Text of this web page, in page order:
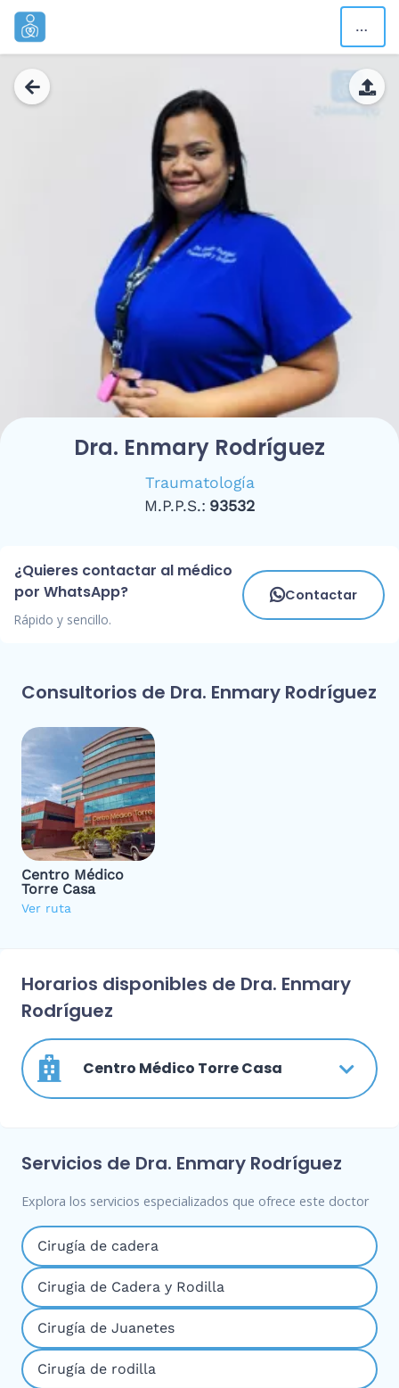
Dra. Enmary Rodríguez
Traumatología
M.P.P.S.: 93532
¿Quieres contactar al médico
por WhatsApp?
Rápido y sencillo.
Contactar
Consultorios de Dra. Enmary Rodríguez
Centro Médico
Torre Casa
Ver ruta
Horarios disponibles de Dra. Enmary
Rodríguez
Centro Médico Torre Casa
Servicios de Dra. Enmary Rodríguez
Explora los servicios especializados que ofrece este doctor
Cirugía de cadera
Cirugia de Cadera y Rodilla
Cirugía de Juanetes
Cirugía de rodilla